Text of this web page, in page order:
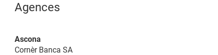
Agences
Ascona
Cornèr Banca SA